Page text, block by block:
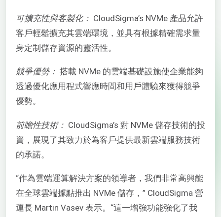
可擴充性與客製化： CloudSigma’s NVMe 產品允許
客戶輕鬆擴充其雲端環境，並具有根據精確需求量
身定制儲存資源的靈活性。
競爭優勢： 搭載 NVMe 的雲端基礎設施使企業能夠
透過優化應用程式響應時間和用戶體驗來獲得競爭
優勢。
前瞻性技術： CloudSigma’s 對 NVMe 儲存技術的投
資，展現了其致力於為客戶提供最新雲端服務技術
的承諾。
“作為雲端運算解決方案的領導者，我們非常高興能
在全球雲端據點推出 NVMe 儲存，” CloudSigma 營
運長 Martin Vasev 表示。“這一增強功能強化了我